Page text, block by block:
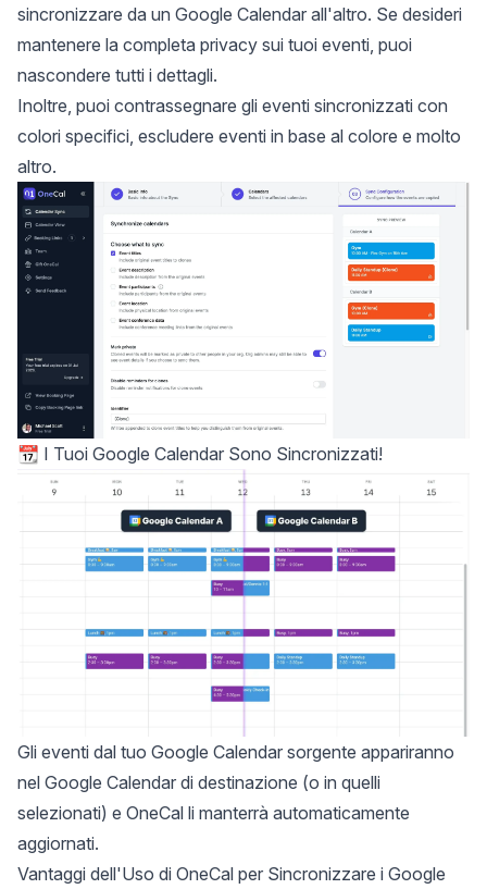
sincronizzare da un Google Calendar all'altro. Se desideri
mantenere la completa privacy sui tuoi eventi, puoi
nascondere tutti i dettagli.
Inoltre, puoi contrassegnare gli eventi sincronizzati con
colori specifici, escludere eventi in base al colore e molto
altro.
📆 I Tuoi Google Calendar Sono Sincronizzati!
Gli eventi dal tuo Google Calendar sorgente appariranno
nel Google Calendar di destinazione (o in quelli
selezionati) e OneCal li manterrà automaticamente
aggiornati.
Vantaggi dell'Uso di OneCal per Sincronizzare i Google